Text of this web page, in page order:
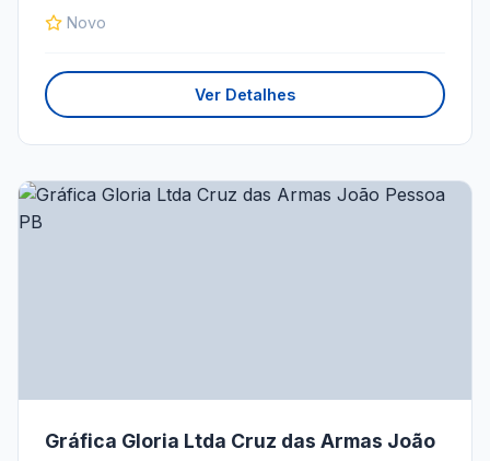
Novo
Ver Detalhes
Gráfica Gloria Ltda Cruz das Armas João